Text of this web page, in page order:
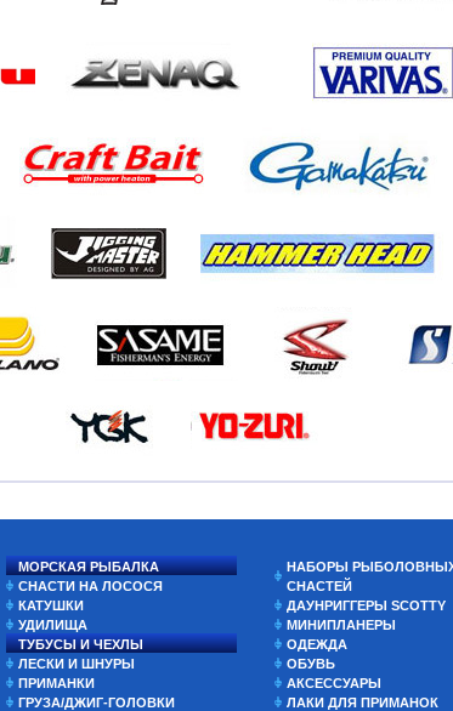
МОРСКАЯ РЫБАЛКА
СНАСТИ НА ЛОСОСЯ
КАТУШКИ
УДИЛИЩА
ТУБУСЫ И ЧЕХЛЫ
ЛЕСКИ И ШНУРЫ
ПРИМАНКИ
ГРУЗА/ДЖИГ-ГОЛОВКИ
НАБОРЫ
СНАСТЕЙ
ДАУНРИГГЕРЫ SCOTTY
МИНИПЛАНЕРЫ
ОДЕЖДА
ОБУВЬ
АКСЕССУАРЫ
ЛАКИ ДЛЯ ПРИМАНОК